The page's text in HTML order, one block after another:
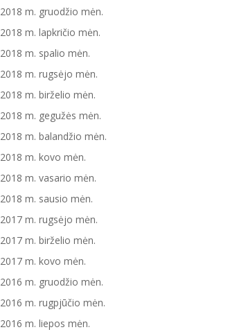
2018 m. gruodžio mėn.
2018 m. lapkričio mėn.
2018 m. spalio mėn.
2018 m. rugsėjo mėn.
2018 m. birželio mėn.
2018 m. gegužės mėn.
2018 m. balandžio mėn.
2018 m. kovo mėn.
2018 m. vasario mėn.
2018 m. sausio mėn.
2017 m. rugsėjo mėn.
2017 m. birželio mėn.
2017 m. kovo mėn.
2016 m. gruodžio mėn.
2016 m. rugpjūčio mėn.
2016 m. liepos mėn.